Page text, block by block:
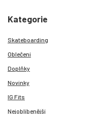
Kategorie
Skateboarding
Oblečení
Doplňky
Novinky
IG Fits
Nejoblíbenější